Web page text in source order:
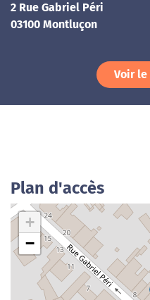
2 Rue Gabriel Péri
03100 Montluçon
Voir le
Plan d'accès
+
−